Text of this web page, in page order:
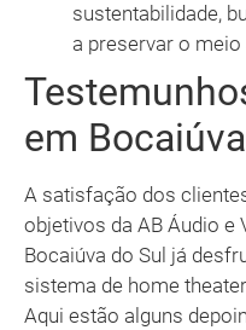
sustentabilidade,
a preservar o meio
em
A satisfação dos
objetivos da AB Áudio e
Bocaiúva do Sul já
sistema de home
Aqui estão alguns